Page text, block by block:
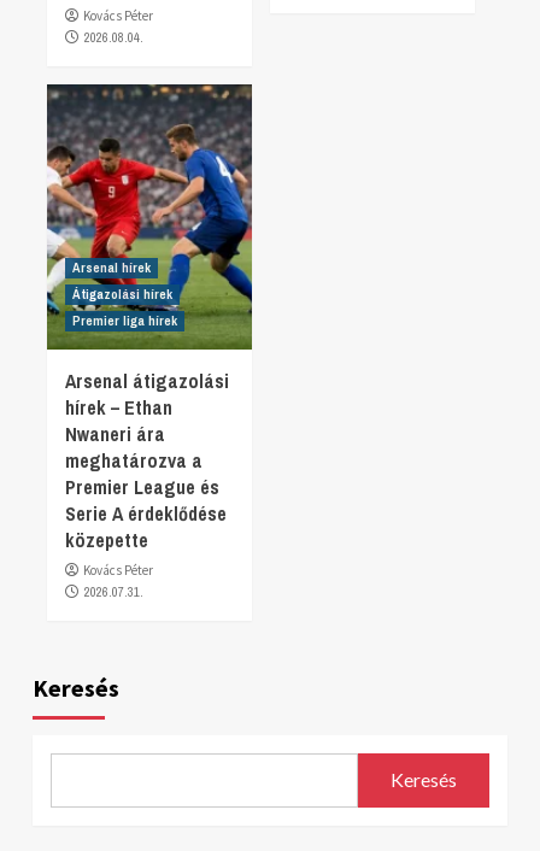
Kovács Péter
2026.08.04.
Arsenal hírek
Átigazolási hírek
Premier liga hírek
Arsenal átigazolási
hírek – Ethan
Nwaneri ára
meghatározva a
Premier League és
Serie A érdeklődése
közepette
Kovács Péter
2026.07.31.
Keresés
Keresés